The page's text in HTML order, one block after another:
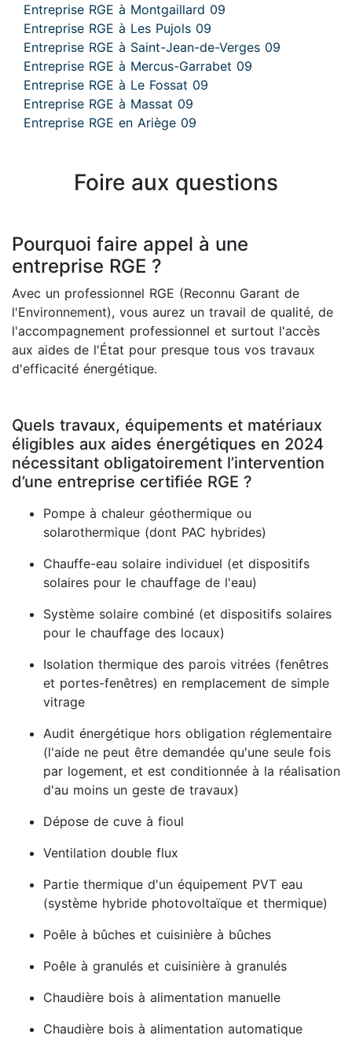
Entreprise RGE à Montgaillard 09
Entreprise RGE à Les Pujols 09
Entreprise RGE à Saint-Jean-de-Verges 09
Entreprise RGE à Mercus-Garrabet 09
Entreprise RGE à Le Fossat 09
Entreprise RGE à Massat 09
Entreprise RGE en Ariège 09
Foire aux questions
Pourquoi faire appel à une
entreprise RGE ?
Avec un professionnel RGE (Reconnu Garant de
l'Environnement), vous aurez un travail de qualité, de
l'accompagnement professionnel et surtout l'accès
aux aides de l'État pour presque tous vos travaux
d'efficacité énergétique.
Quels travaux, équipements et matériaux
éligibles aux aides énergétiques en 2024
nécessitant obligatoirement l’intervention
d’une entreprise certifiée RGE ?
Pompe à chaleur géothermique ou
solarothermique (dont PAC hybrides)
Chauffe-eau solaire individuel (et dispositifs
solaires pour le chauffage de l'eau)
Système solaire combiné (et dispositifs solaires
pour le chauffage des locaux)
Isolation thermique des parois vitrées (fenêtres
et portes-fenêtres) en remplacement de simple
vitrage
Audit énergétique hors obligation réglementaire
(l'aide ne peut être demandée qu'une seule fois
par logement, et est conditionnée à la réalisation
d'au moins un geste de travaux)
Dépose de cuve à fioul
Ventilation double flux
Partie thermique d'un équipement PVT eau
(système hybride photovoltaïque et thermique)
Poêle à bûches et cuisinière à bûches
Poêle à granulés et cuisinière à granulés
Chaudière bois à alimentation manuelle
Chaudière bois à alimentation automatique